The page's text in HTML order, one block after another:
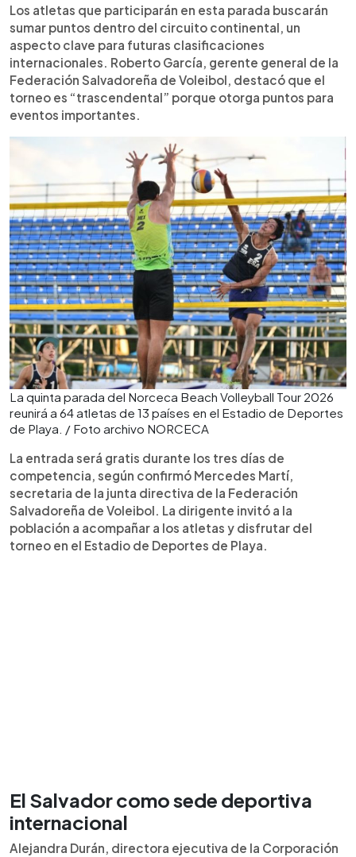
actividades turísticas en el país.
Los atletas que participarán en esta parada buscarán
sumar puntos dentro del circuito continental, un
aspecto clave para futuras clasificaciones
internacionales. Roberto García, gerente general de la
Federación Salvadoreña de Voleibol, destacó que el
torneo es “trascendental” porque otorga puntos para
eventos importantes.
La quinta parada del Norceca Beach Volleyball Tour 2026
reunirá a 64 atletas de 13 países en el Estadio de Deportes
de Playa. / Foto archivo NORCECA
La entrada será gratis durante los tres días de
competencia, según confirmó Mercedes Martí,
secretaria de la junta directiva de la Federación
Salvadoreña de Voleibol. La dirigente invitó a la
población a acompañar a los atletas y disfrutar del
torneo en el Estadio de Deportes de Playa.
El Salvador como sede deportiva
internacional
Alejandra Durán, directora ejecutiva de la Corporación